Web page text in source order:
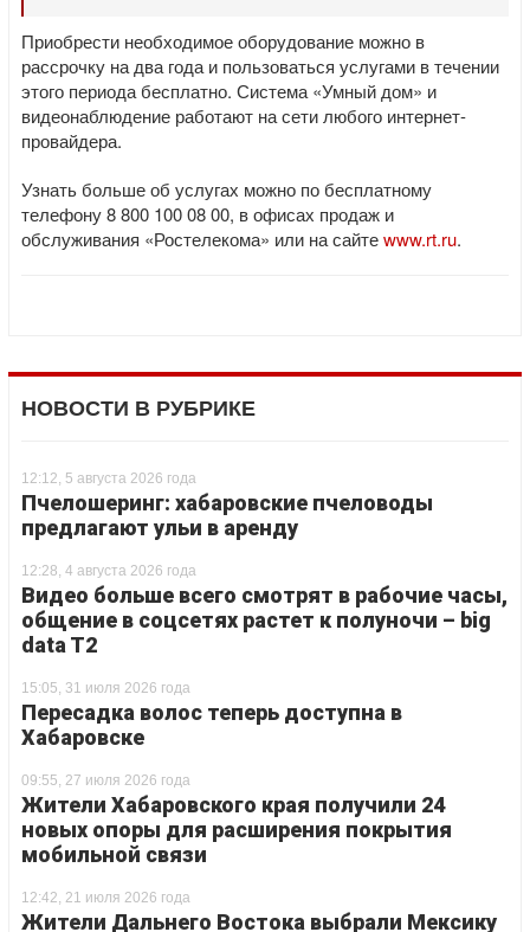
Приобрести необходимое оборудование можно в
рассрочку на два года и пользоваться услугами в течении
этого периода бесплатно. Система «Умный дом» и
видеонаблюдение работают на сети любого интернет-
провайдера.
Узнать больше об услугах можно по бесплатному
телефону 8 800 100 08 00, в офисах продаж и
обслуживания «Ростелекома» или на сайтеwww.rt.ru.
НОВОСТИ В РУБРИКЕ
12:12, 5 августа 2026 года
Пчелошеринг: хабаровские пчеловоды
предлагают ульи в аренду
12:28, 4 августа 2026 года
Видео больше всего смотрят в рабочие часы,
общение в соцсетях растет к полуночи – big
data T2
15:05, 31 июля 2026 года
Пересадка волос теперь доступна в
Хабаровске
09:55, 27 июля 2026 года
Жители Хабаровского края получили 24
новых опоры для расширения покрытия
мобильной связи
12:42, 21 июля 2026 года
Жители Дальнего Востока выбрали Мексику